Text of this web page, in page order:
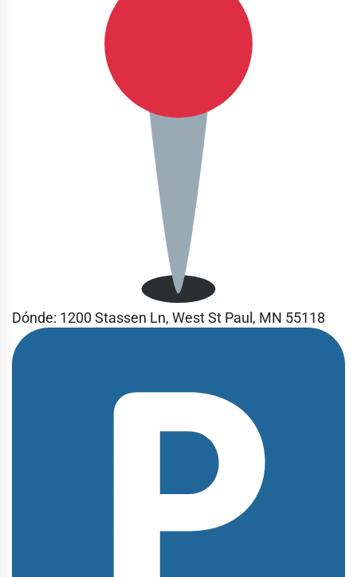
Dónde: 1200 Stassen Ln, West St Paul, MN 55118